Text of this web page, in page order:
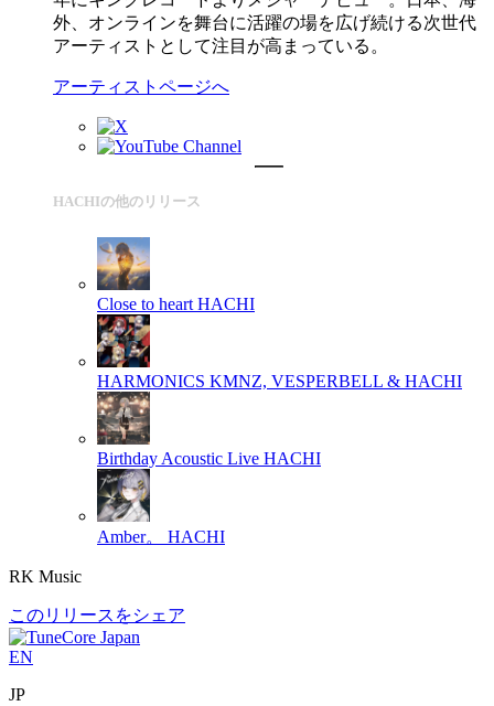
外、オンラインを舞台に活躍の場を広げ続ける次世代
アーティストとして注目が高まっている。
アーティストページへ
HACHIの他のリリース
Close to heart HACHI
HARMONICS KMNZ, VESPERBELL & HACHI
Birthday Acoustic Live HACHI
Amber。 HACHI
RK Music
このリリースをシェア
EN
JP